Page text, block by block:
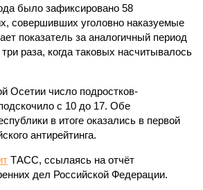
было зафиксировано 58
совершивших уголовно наказуемые
показатель за аналогичный период
раза, когда таковых насчитывалось
Осетии число подростков-
с 10 до 17. Обе
в итоге оказались в первой
антирейтинга.
ТАСС, ссылаясь на отчёт
дел Российской Федерации.